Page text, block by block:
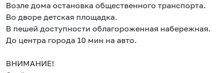
Возле дома остановка общественного транспорта.
Во дворе детская площадка.
В пешей доступности облагороженная набережная.
До центра города 10 мин на авто.
ВНИМАНИЕ!